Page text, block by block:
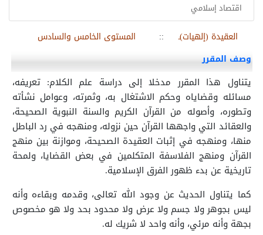
اقتصاد إسلامي
العقيدة (إلهيات)ـ ::
المستوى الخامس والسادس
وصف المقرر
يتناول هذا المقرر مدخلا إلى دراسة علم الكلام: تعريفه،
مسائله وقضاياه وحكم الاشتغال به، وثمرته، وعوامل نشأته
وتطوره، وأصوله من القرآن الكريم والسنة النبوية الصحيحة،
والعقائد التي واجهها القرآن حين نزوله، ومنهجه في رد الباطل
منها، ومنهجه في إثبات العقيدة الصحيحة، وموازنة بين منهج
القرآن ومنهج الفلاسفة المتكلمين في بعض القضايا، ولمحة
تاريخية عن بدء ظهور الفرق الإسلامية.
كما يتناول الحديث عن وجود الله تعالى، وقدمه وبقاءه وأنه
ليس بجوهر ولا جسم ولا عرض ولا محدود بحد ولا هو مخصوص
بجهة وأنه مرئي، وأنه واحد لا شريك له.